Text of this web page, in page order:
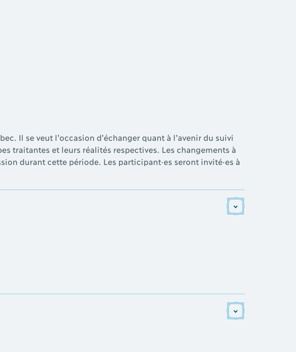
Il se veut l’occasion d’échanger quant à l’avenir du suivi
traitantes et leurs réalités respectives. Les changements à
durant cette période. Les participant·es seront invité·es à